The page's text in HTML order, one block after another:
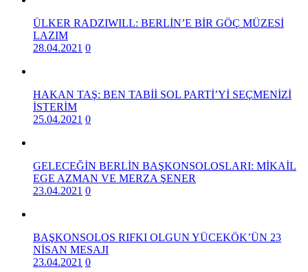
ÜLKER RADZIWILL: BERLİN’E BİR GÖÇ MÜZESİ
LAZIM
28.04.2021 0
HAKAN TAŞ: BEN TABİİ SOL PARTİ’Yİ SEÇMENİZİ
İSTERİM
25.04.2021 0
GELECEĞİN BERLİN BAŞKONSOLOSLARI: MİKAİL
EGE AZMAN VE MERZA ŞENER
23.04.2021 0
BAŞKONSOLOS RIFKI OLGUN YÜCEKÖK’ÜN 23
NİSAN MESAJI
23.04.2021 0